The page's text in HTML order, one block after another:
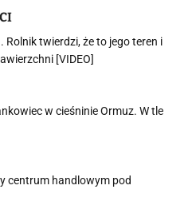
twierdzi, że to jego teren i
[VIDEO]
w cieśninie Ormuz. W tle
centrum handlowym pod